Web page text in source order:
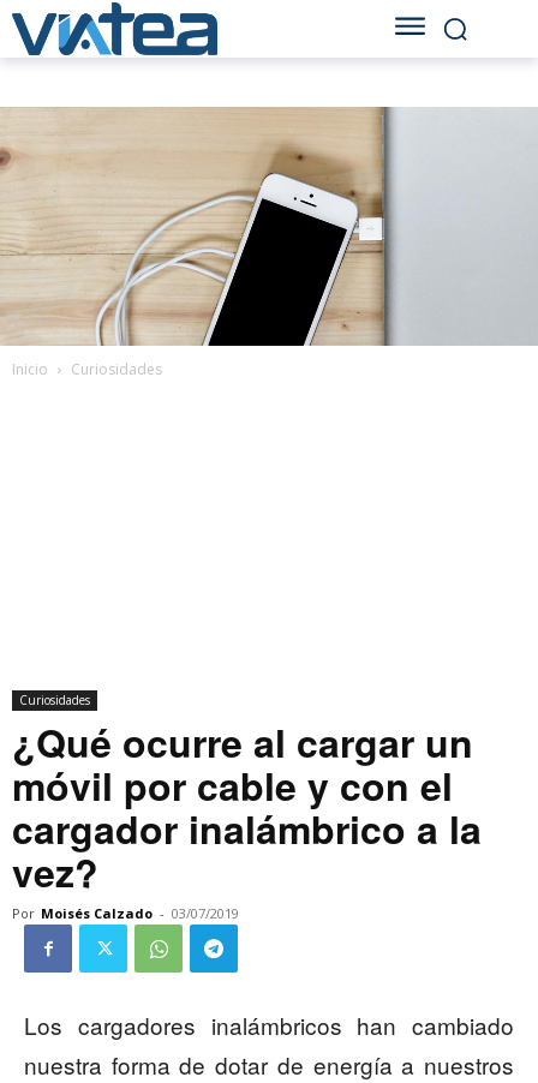
Inicio Curiosidades
Curiosidades
¿Qué ocurre al cargar un
móvil por cable y con el
cargador inalámbrico a la
vez?
Por Moisés Calzado - 03/07/2019
Los cargadores inalámbricos han cambiado
nuestra forma de dotar de energía a nuestros